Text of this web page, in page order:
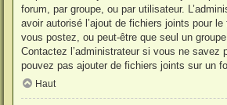
forum, par groupe, ou par utilisateur.
avoir autorisé l’ajout de fichiers joints pour le
vous postez, ou peut-être que seul un
Contactez l’administrateur si vous ne savez
pouvez pas ajouter de fichiers joints sur un
Haut